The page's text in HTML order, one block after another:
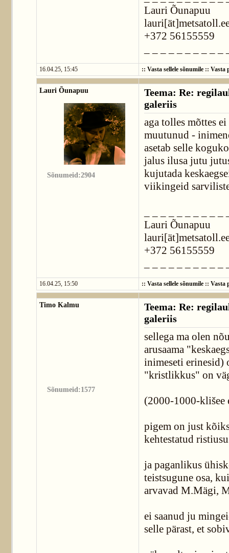
Lauri Õunapuu
+372 56155559
16.04.25, 15:45 :: Vasta sellele sõnumile:: Vasta
Lauri Õunapuu
Sõnumeid:2904
Teema: Re:
galeriis
aga tolles mõttes
muutunud -
asetab selle
jalus ilusa jutu
kujutada
viikingeid
Lauri Õunapuu
+372 56155559
16.04.25, 15:50 :: Vasta sellele sõnumile:: Vasta
Timo Kalmu
Sõnumeid:1577
Teema: Re:
galeriis
sellega ma olen
arusaama
inimeseti erinesid)
"kristlikkus" on
(2000-1000-klišee
pigem on just
kehtestatud
ja paganlikus
teistsugune osa,
arvavad M.Mägi,
ei saanud ju
selle pärast, et